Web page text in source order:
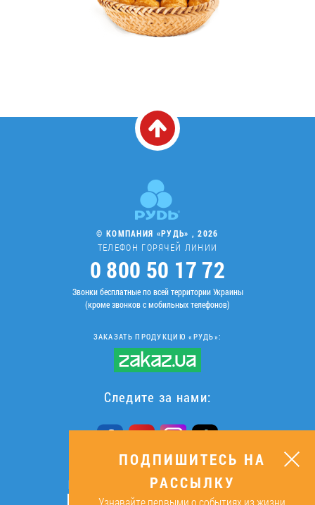
© КОМПАНИЯ «РУДЬ» , 2026
ТЕЛЕФОН ГОРЯЧЕЙ ЛИНИИ
0 800 50 17 72
Звонки бесплатные по всей территории Украины
(кроме звонков с мобильных телефонов)
ЗАКАЗАТЬ ПРОДУКЦИЮ «РУДЬ»:
Следите за нами:
ПОДПИШИТЕСЬ НА РАССЫЛКУ
ПОДПИШИТЕСЬ НА
РАССЫЛКУ
Узнавайте первыми о событиях из жизни